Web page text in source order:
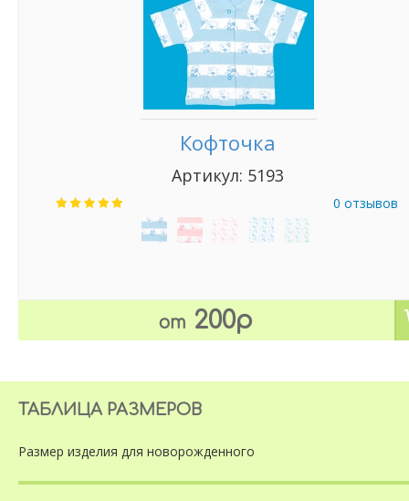
Кофточка
Артикул: 5193
0 отзывов
от 200р
ТАБЛИЦА РАЗМЕРОВ
Размер изделия для новорожденного